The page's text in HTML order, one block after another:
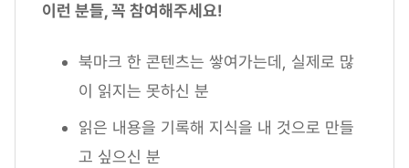
이런 분들, 꼭 참여해주세요!
북마크 한 콘텐츠는 쌓여가는데, 실제로 많
이 읽지는 못하신 분
읽은 내용을 기록해 지식을 내 것으로 만들
고 싶으신 분